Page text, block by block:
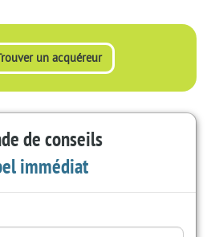
un acquéreur
de conseils
immédiat